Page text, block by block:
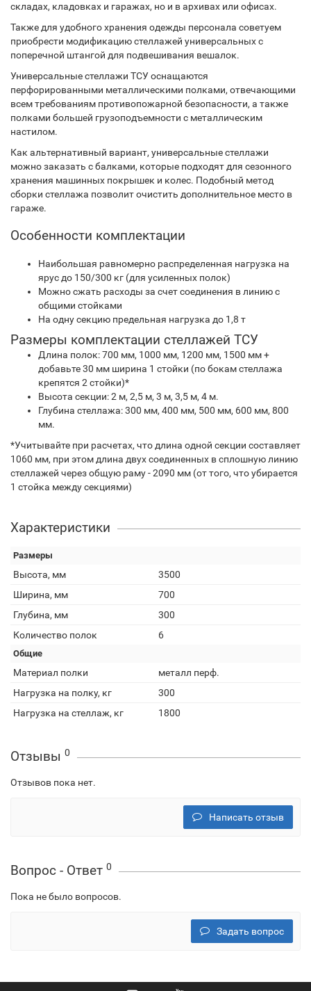
складах, кладовках и гаражах, но и в архивах или офисах.
Также для удобного хранения одежды персонала советуем
приобрести модификацию стеллажей универсальных с
поперечной штангой для подвешивания вешалок.
Универсальные стеллажи ТСУ оснащаются
перфорированными металлическими полками, отвечающими
всем требованиям противопожарной безопасности, а также
полками большей грузоподъемности с металлическим
настилом.
Как альтернативный вариант, универсальные стеллажи
можно заказать с балками, которые подходят для сезонного
хранения машинных покрышек и колес. Подобный метод
сборки стеллажа позволит очистить дополнительное место в
гараже.
Особенности комплектации
Наибольшая равномерно распределенная нагрузка на
ярус до 150/300 кг (для усиленных полок)
Можно сжать расходы за счет соединения в линию с
общими стойками
На одну секцию предельная нагрузка до 1,8 т
Размеры комплектации стеллажей ТСУ
Длина полок: 700 мм, 1000 мм, 1200 мм, 1500 мм +
добавьте 30 мм ширина 1 стойки (по бокам стеллажа
крепятся 2 стойки)*
Высота секции: 2 м, 2,5 м, 3 м, 3,5 м, 4 м.
Глубина стеллажа: 300 мм, 400 мм, 500 мм, 600 мм, 800
мм.
*Учитывайте при расчетах, что длина одной секции составляет
1060 мм, при этом длина двух соединенных в сплошную линию
стеллажей через общую раму - 2090 мм (от того, что убирается
1 стойка между секциями)
Характеристики
Размеры
Высота, мм
3500
Ширина, мм
700
Глубина, мм
300
Количество полок
6
Общие
Материал полки
металл перф.
Нагрузка на полку, кг
300
Нагрузка на стеллаж, кг
1800
Отзывы 0
Отзывов пока нет.
Написать отзыв
Вопрос - Ответ 0
Пока не было вопросов.
Задать вопрос